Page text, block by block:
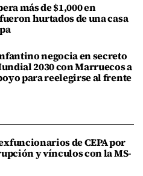
más de $1,000 en
hurtados de una casa
negocia en secreto
2030 con Marruecos a
para reelegirse al frente
de CEPA por
y vínculos con la MS-